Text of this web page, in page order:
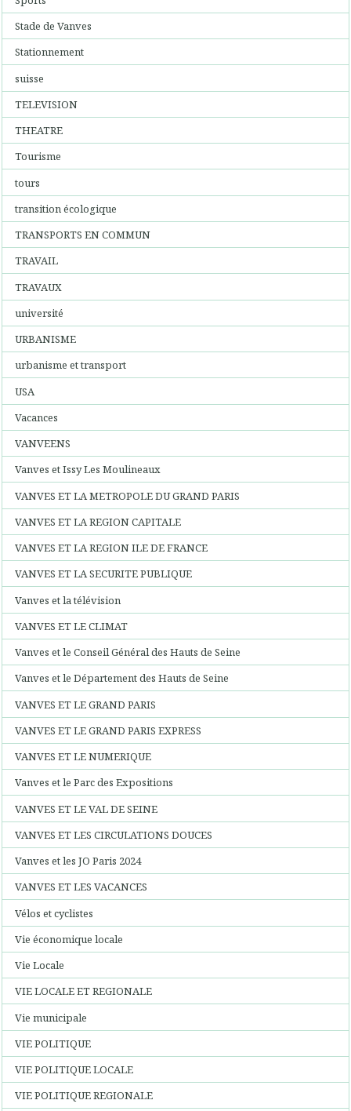
Stade de Vanves
Stationnement
suisse
TELEVISION
THEATRE
Tourisme
tours
transition écologique
TRANSPORTS EN COMMUN
TRAVAIL
TRAVAUX
université
URBANISME
urbanisme et transport
USA
Vacances
VANVEENS
Vanves et Issy Les Moulineaux
VANVES ET LA METROPOLE DU GRAND PARIS
VANVES ET LA REGION CAPITALE
VANVES ET LA REGION ILE DE FRANCE
VANVES ET LA SECURITE PUBLIQUE
Vanves et la télévision
VANVES ET LE CLIMAT
Vanves et le Conseil Général des Hauts de Seine
Vanves et le Département des Hauts de Seine
VANVES ET LE GRAND PARIS
VANVES ET LE GRAND PARIS EXPRESS
VANVES ET LE NUMERIQUE
Vanves et le Parc des Expositions
VANVES ET LE VAL DE SEINE
VANVES ET LES CIRCULATIONS DOUCES
Vanves et les JO Paris 2024
VANVES ET LES VACANCES
Vélos et cyclistes
Vie économique locale
Vie Locale
VIE LOCALE ET REGIONALE
Vie municipale
VIE POLITIQUE
VIE POLITIQUE LOCALE
VIE POLITIQUE REGIONALE